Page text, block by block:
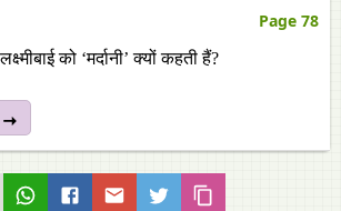
Page 78
को ‘मर्दानी’ क्यों कहती हैं?